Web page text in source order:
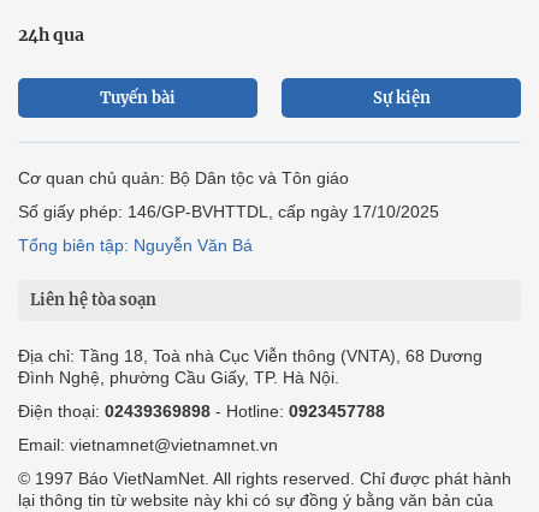
24h qua
Tuyến bài Sự kiện
Cơ quan chủ quản: Bộ Dân tộc và Tôn giáo
Số giấy phép: 146/GP-BVHTTDL, cấp ngày 17/10/2025
Tổng biên tập: Nguyễn Văn Bá
Liên hệ tòa soạn
Địa chỉ: Tầng 18, Toà nhà Cục Viễn thông (VNTA), 68 Dương
Đình Nghệ, phường Cầu Giấy, TP. Hà Nội.
Điện thoại: 02439369898 - Hotline: 0923457788
Email: vietnamnet@vietnamnet.vn
© 1997 Báo VietNamNet. All rights reserved. Chỉ được phát hành
lại thông tin từ website này khi có sự đồng ý bằng văn bản của